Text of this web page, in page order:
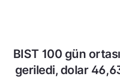
BIST 100 gün
geriledi, dolar